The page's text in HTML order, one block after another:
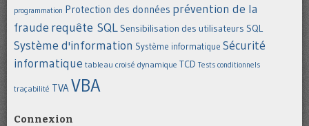
programmation Protection des données prévention de la
fraude requête SQL Sensibilisation des utilisateurs SQL
Système d'information Système informatique Sécurité
informatique tableau croisé dynamique TCD Tests conditionnels
traçabilité TVAVBA
Connexion